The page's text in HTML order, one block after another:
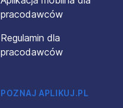
pracodawców
Regulamin dla
pracodawców
POZNAJ APLIKUJ.PL